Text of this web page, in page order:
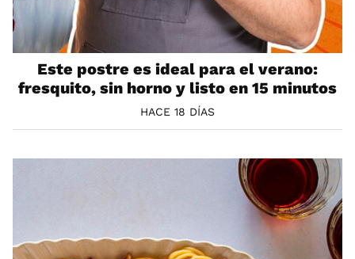
Este postre es ideal para el verano:
fresquito, sin horno y listo en 15 minutos
HACE 18 DÍAS